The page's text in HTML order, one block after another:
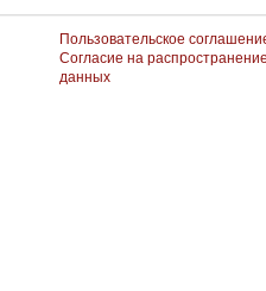
Пользовательское
Согласие на
данных